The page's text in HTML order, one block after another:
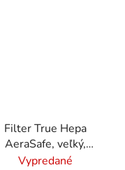
Filter True Hepa
AeraSafe, veľký,
(DX95), FELLOWES
Vypredané